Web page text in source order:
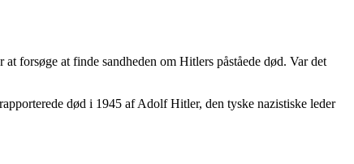
forsøge at finde sandheden om Hitlers påståede død. Var det
død i 1945 af Adolf Hitler, den tyske nazistiske leder